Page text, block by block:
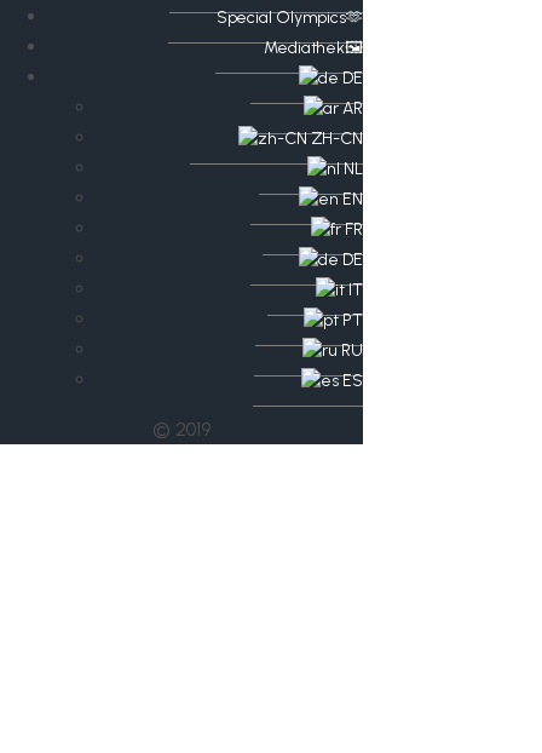
​​Special Olympics🫶
Mediathek🖼️​
DE
AR
ZH-CN
NL
EN
FR
DE
IT
PT
RU
ES
© 2019